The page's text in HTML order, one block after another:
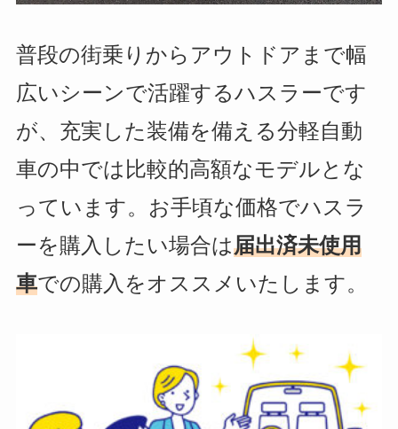
普段の街乗りからアウトドアまで幅
広いシーンで活躍するハスラーです
が、充実した装備を備える分軽自動
車の中では比較的高額なモデルとな
っています。 お手頃な価格でハスラ
ーを購入したい場合は届出済未使用
車での購入をオススメいたします。